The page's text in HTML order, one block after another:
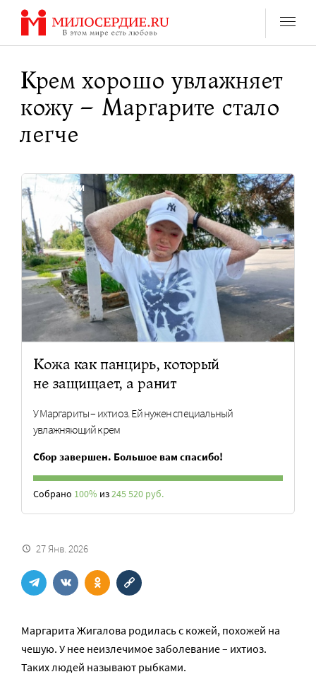
Перейти
содержанию
Крем хорошо увлажняет
кожу – Маргарите стало
легче
Кожа как панцирь, который
не защищает, а ранит
У Маргариты – ихтиоз. Ей нужен специальный
увлажняющий крем
Сбор завершен. Большое вам спасибо!
Собрано 100% из245 520 руб.
ВЫ ПОМОГЛИ
27 Янв. 2026
Маргарита Жигалова родилась с кожей, похожей на
чешую. У нее неизлечимое заболевание – ихтиоз.
Таких людей называют рыбками.